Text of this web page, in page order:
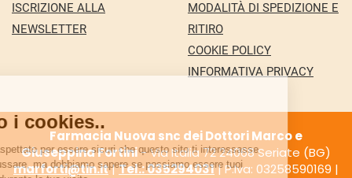
ISCRIZIONE ALLA
NEWSLETTER
MODALITÀ DI SPEDIZIONE E
RITIRO
COOKIE POLICY
INFORMATIVA PRIVACY
Farmacia Nuova snc dei Dottori Marco e
Giuseppina Fortini- Via Italia 72 24068 Seriate (BG)
marforti@tin.it|Tel.: 035294031| P.Iva: 03258590169 |